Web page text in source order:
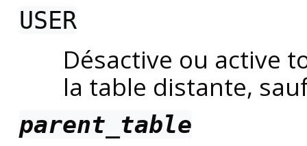
USER
Désactive ou active
la table distante,
parent_table